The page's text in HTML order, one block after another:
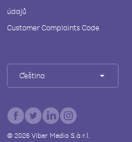
údajů
Customer Complaints Code
Čeština
© 2026Viber Media S.à r.l.